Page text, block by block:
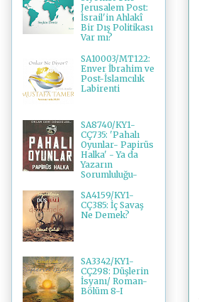
Jerusalem Post:
İsrail'in Ahlakî
Bir Dış Politikası
Var mı?
SA10003/MT122:
Enver İbrahim ve
Post-İslamcılık
Labirenti
SA8740/KY1-
CÇ735: 'Pahalı
Oyunlar- Papirüs
Halka' - Ya da
Yazarın
Sorumluluğu-
SA4159/KY1-
CÇ385: İç Savaş
Ne Demek?
SA3342/KY1-
CÇ298: Düşlerin
İsyanı/ Roman-
Bölüm 8-I